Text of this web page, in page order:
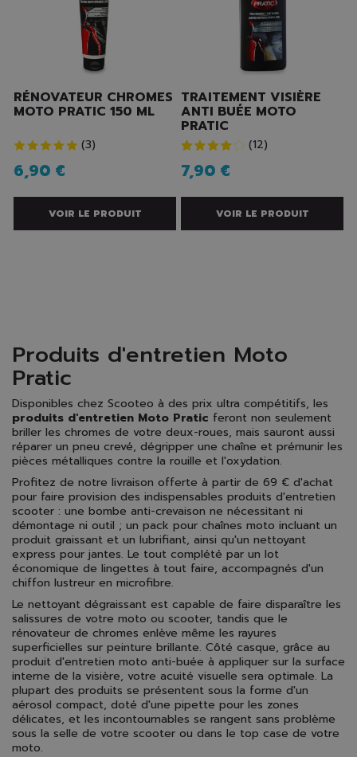
RÉNOVATEUR CHROMES
MOTO PRATIC 150 ML
(3)
6,90 €
VOIR LE PRODUIT
TRAITEMENT VISIÈRE
ANTI BUÉE MOTO
PRATIC
(12)
7,90 €
VOIR LE PRODUIT
Produits d'entretien Moto
Pratic
Disponibles chez Scooteo à des prix ultra compétitifs, les
produits d'entretien Moto Pratic feront non seulement
briller les chromes de votre deux-roues, mais sauront aussi
réparer un pneu crevé, dégripper une chaîne et prémunir les
pièces métalliques contre la rouille et l'oxydation.
Profitez de notre livraison offerte à partir de 69 € d'achat
pour faire provision des indispensables produits d'entretien
scooter : une bombe anti-crevaison ne nécessitant ni
démontage ni outil ; un pack pour chaînes moto incluant un
produit graissant et un lubrifiant, ainsi qu'un nettoyant
express pour jantes. Le tout complété par un lot
économique de lingettes à tout faire, accompagnés d'un
chiffon lustreur en microfibre.
Le nettoyant dégraissant est capable de faire disparaître les
salissures de votre moto ou scooter, tandis que le
rénovateur de chromes enlève même les rayures
superficielles sur peinture brillante. Côté casque, grâce au
produit d'entretien moto anti-buée à appliquer sur la surface
interne de la visière, votre acuité visuelle sera optimale. La
plupart des produits se présentent sous la forme d'un
aérosol compact, doté d'une pipette pour les zones
délicates, et les incontournables se rangent sans problème
sous la selle de votre scooter ou dans le top case de votre
moto.